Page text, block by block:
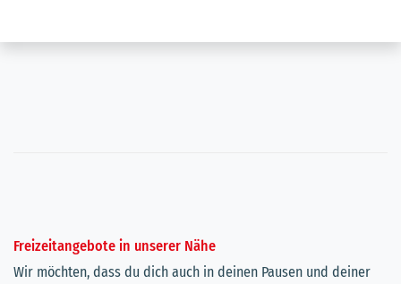
Freizeitangebote in unserer Nähe
Wir möchten, dass du dich auch in deinen Pausen und deiner